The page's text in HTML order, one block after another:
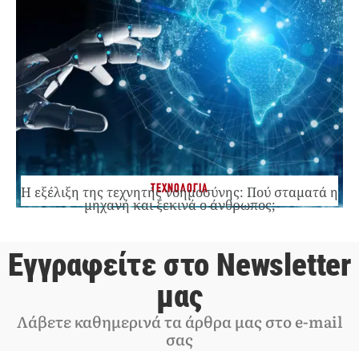
ΤΕΧΝΟΛΟΓΙΑ
Η εξέλιξη της τεχνητής νοημοσύνης: Πού σταματά η
μηχανή και ξεκινά ο άνθρωπος;
Εγγραφείτε στο Newsletter
μας
Λάβετε καθημερινά τα άρθρα μας στο e-mail
σας